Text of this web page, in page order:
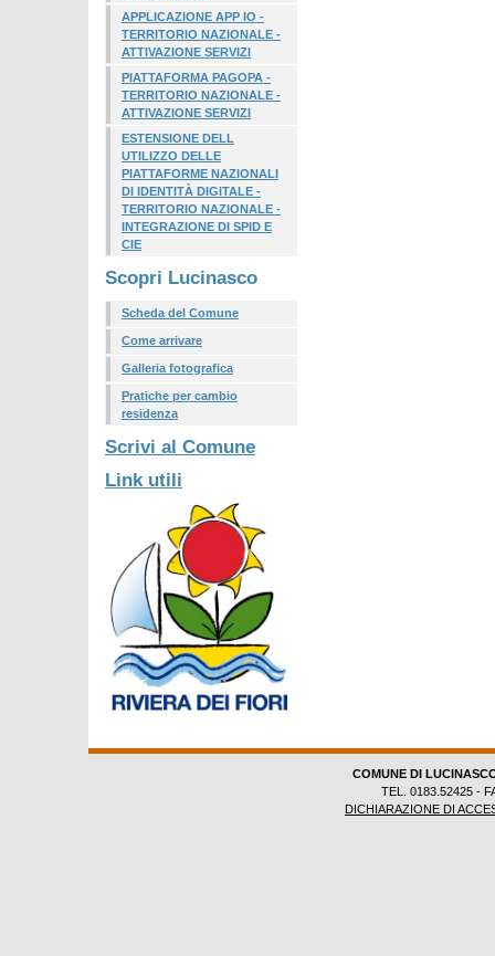
APPLICAZIONE APP IO -
TERRITORIO NAZIONALE -
ATTIVAZIONE SERVIZI
PIATTAFORMA PAGOPA -
TERRITORIO NAZIONALE -
ATTIVAZIONE SERVIZI
ESTENSIONE DELL
UTILIZZO DELLE
PIATTAFORME NAZIONALI
DI IDENTITÀ DIGITALE -
TERRITORIO NAZIONALE -
INTEGRAZIONE DI SPID E
CIE
Scopri Lucinasco
Scheda del Comune
Come arrivare
Galleria fotografica
Pratiche per cambio
residenza
Scrivi al Comune
Link utili
COMUNE DI
TEL. 0183.52425 -
DICHIARAZIONE DI